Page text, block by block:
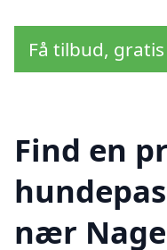
Få tilbud,
Find en
nær